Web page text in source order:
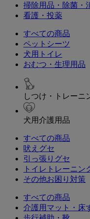
掃除用品・除菌・
看護・投薬
すべての商品
ペットシーツ
犬用トイレ
おむつ・生理用品
しつけ・トレーニ
犬用介護用品
すべての商品
吠えグセ
引っ張りグセ
トイレトレーニン
その他お困り対策
すべての商品
介護用マット・床